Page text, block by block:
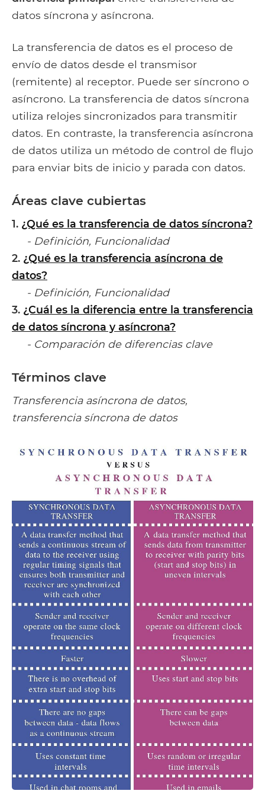
datos síncrona y asíncrona.
La transferencia de datos es el proceso de
envío de datos desde el transmisor
(remitente) al receptor. Puede ser síncrono o
asíncrono. La transferencia de datos síncrona
utiliza relojes sincronizados para transmitir
datos. En contraste, la transferencia asíncrona
de datos utiliza un método de control de flujo
para enviar bits de inicio y parada con datos.
Áreas clave cubiertas
1. ¿Qué es la transferencia de datos síncrona?
- Definición, Funcionalidad
2. ¿Qué es la transferencia asíncrona de
datos?
- Definición, Funcionalidad
3. ¿Cuál es la diferencia entre la transferencia
de datos síncrona y asíncrona?
- Comparación de diferencias clave
Términos clave
Transferencia asíncrona de datos,
transferencia síncrona de datos